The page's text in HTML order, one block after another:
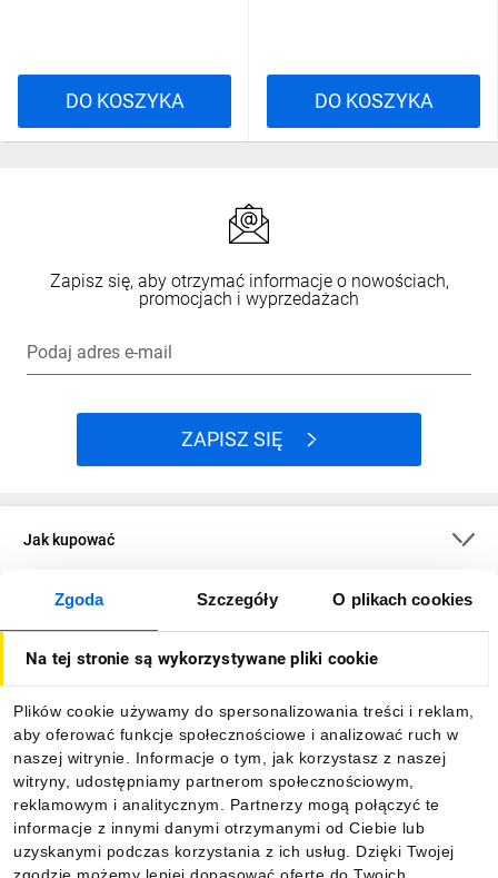
Zgoda Szczegóły O plikach cookies
Na tej stronie są wykorzystywane pliki cookie
Plików cookie używamy do spersonalizowania treści i reklam,
aby oferować funkcje społecznościowe i analizować ruch w
naszej witrynie. Informacje o tym, jak korzystasz z naszej
witryny, udostępniamy partnerom społecznościowym,
reklamowym i analitycznym. Partnerzy mogą połączyć te
informacje z innymi danymi otrzymanymi od Ciebie lub
uzyskanymi podczas korzystania z ich usług. Dzięki Twojej
DO KOSZYKA DO KOSZYKA
Zapisz się, aby otrzymać informacje o nowościach,
promocjach i wyprzedażach
Podaj adres e-mail
ZAPISZ SIĘ
Jak kupować
O firmie
Informacje
Pobierz naszą aplikację mobilną: